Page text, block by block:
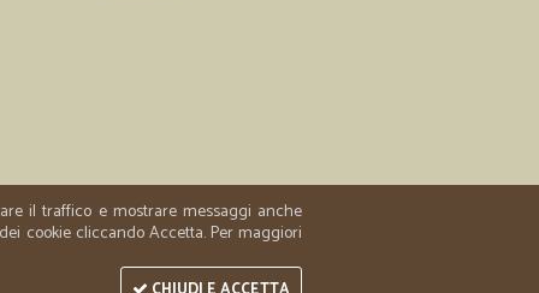
24/01/2019
il traffico e mostrare messaggi anche
cookie cliccando Accetta. Per maggiori